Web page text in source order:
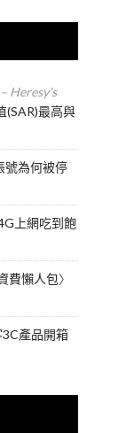
Heresy's
(SAR)最高與
號為何被停
上網吃到飽
費懶人包〉
產品開箱